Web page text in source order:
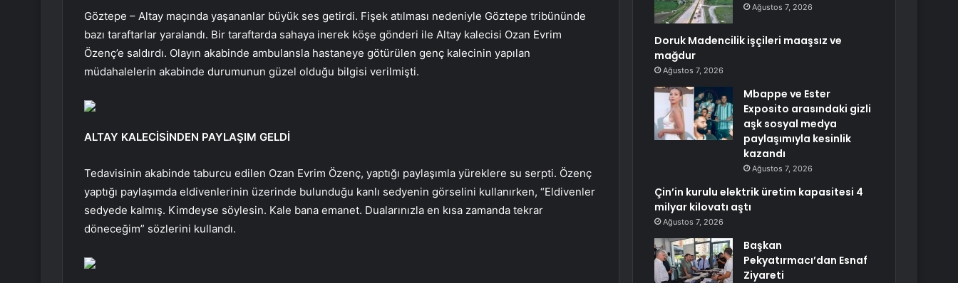
Göztepe – Altay maçında yaşananlar büyük ses getirdi. Fişek atılması nedeniyle Göztepe tribününde
bazı taraftarlar yaralandı. Bir taraftarda sahaya inerek köşe gönderi ile Altay kalecisi Ozan Evrim
Özenç’e saldırdı. Olayın akabinde ambulansla hastaneye götürülen genç kalecinin yapılan
müdahalelerin akabinde durumunun güzel olduğu bilgisi verilmişti.
ALTAY KALECİSİNDEN PAYLAŞIM GELDİ
Tedavisinin akabinde taburcu edilen Ozan Evrim Özenç, yaptığı paylaşımla yüreklere su serpti. Özenç
yaptığı paylaşımda eldivenlerinin üzerinde bulunduğu kanlı sedyenin görselini kullanırken, “Eldivenler
sedyede kalmış. Kimdeyse söylesin. Kale bana emanet. Dualarınızla en kısa zamanda tekrar
döneceğim” sözlerini kullandı.
Ağustos 7, 2026
Doruk Madencilik işçileri maaşsız ve
mağdur
Ağustos 7, 2026
Mbappe ve Ester
Exposito arasındaki gizli
aşk sosyal medya
paylaşımıyla kesinlik
kazandı
Ağustos 7, 2026
Çin’in kurulu elektrik üretim kapasitesi 4
milyar kilovatı aştı
Ağustos 7, 2026
Başkan
Pekyatırmacı’dan Esnaf
Ziyareti